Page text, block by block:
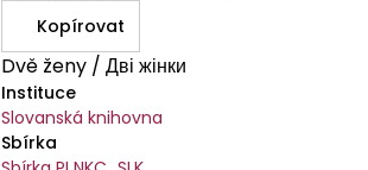
Kopírovat
Dvě ženy / Дві жінки
Instituce
Slovanská knihovna
Sbírka